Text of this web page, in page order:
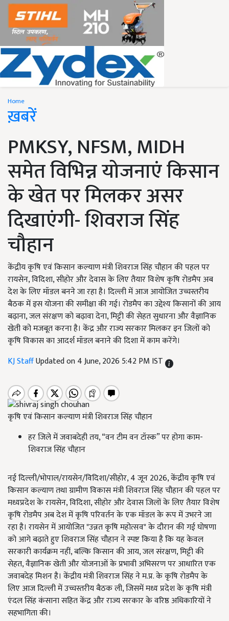
Home
ख़बरें
PMKSY, NFSM, MIDH
समेत विभिन्न योजनाएं किसान
के खेत पर मिलकर असर
दिखाएंगी- शिवराज सिंह
चौहान
केंद्रीय कृषि एवं किसान कल्याण मंत्री शिवराज सिंह चौहान की पहल पर
रायसेन, विदिशा, सीहोर और देवास के लिए तैयार विशेष कृषि रोडमैप अब
देश के लिए मॉडल बनने जा रहा है। दिल्ली में आज आयोजित उच्चस्तरीय
बैठक में इस योजना की समीक्षा की गई। रोडमैप का उद्देश्य किसानों की आय
बढ़ाना, जल संरक्षण को बढ़ावा देना, मिट्टी की सेहत सुधारना और वैज्ञानिक
खेती को मजबूत करना है। केंद्र और राज्य सरकार मिलकर इन जिलों को
कृषि विकास का आदर्श मॉडल बनाने की दिशा में काम करेंगे।
KJ StaffUpdated on 4 June, 2026 5:42 PM IST
कृषि एवं किसान कल्याण मंत्री शिवराज सिंह चौहान
हर जिले में जवाबदेही तय, “वन टीम वन टॉस्क” पर होगा काम-
शिवराज सिंह चौहान
नई दिल्ली/भोपाल/रायसेन/विदिशा/सीहोर, 4 जून 2026, केंद्रीय कृषि एवं
किसान कल्याण तथा ग्रामीण विकास मंत्री शिवराज सिंह चौहान की पहल पर
मध्यप्रदेश के रायसेन, विदिशा, सीहोर और देवास जिलों के लिए तैयार विशेष
कृषि रोडमैप अब देश में कृषि परिवर्तन के एक मॉडल के रूप में उभरने जा
रहा है। रायसेन में आयोजित "उन्नत कृषि महोत्सव" के दौरान की गई घोषणा
को आगे बढ़ाते हुए शिवराज सिंह चौहान ने स्पष्ट किया है कि यह केवल
सरकारी कार्यक्रम नहीं, बल्कि किसान की आय, जल संरक्षण, मिट्टी की
सेहत, वैज्ञानिक खेती और योजनाओं के प्रभावी अभिसरण पर आधारित एक
जवाबदेह मिशन है। केंद्रीय मंत्री शिवराज सिंह ने म.प्र. के कृषि रोडमैप के
लिए आज दिल्ली में उच्चस्तरीय बैठक ली, जिसमें मध्य प्रदेश के कृषि मंत्री
एंदल सिंह कंसाना सहित केंद्र और राज्य सरकार के वरिष्ठ अधिकारियों ने
सहभागिता की।